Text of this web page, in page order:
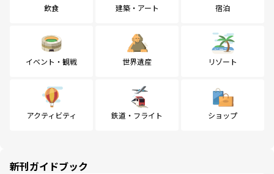
飲食 建築・アート 宿泊
イベント・観戦 世界遺産 リゾート
アクティビティ 鉄道・フライト ショップ
新刊ガイドブック